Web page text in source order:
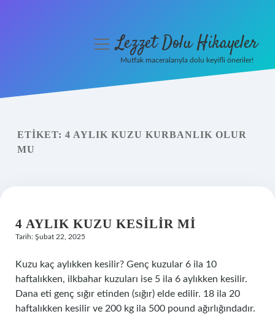
Yasal Uyarı
menüyüLezzet Dolu Hikayeler
Mutfak maceralarıyla dolu keyifli öneriler!
ETIKET: 4 AYLIK KUZU KURBANLIK OLUR
MU
4 AYLIK KUZU KESILIR MI
Tarih: Şubat 22, 2025
Kuzu kaç aylıkken kesilir? Genç kuzular 6 ila 10
haftalıkken, ilkbahar kuzuları ise 5 ila 6 aylıkken kesilir.
Dana eti genç sığır etinden (sığır) elde edilir. 18 ila 20
haftalıkken kesilir ve 200 kg ila 500 pound ağırlığındadır.